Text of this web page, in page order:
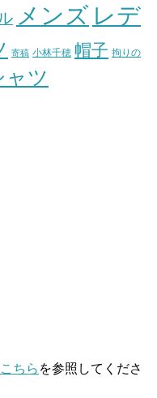
メンズ レデ
寄稿 小林千穂 帽子 拘りの
ャツ
こちら を参照してくださ